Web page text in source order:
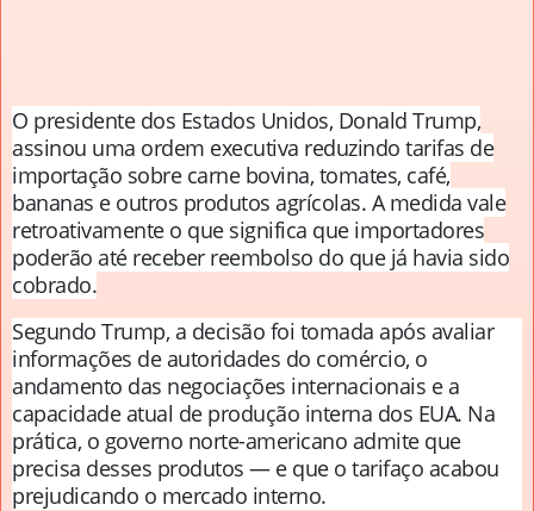
O presidente dos Estados Unidos, Donald Trump,
assinou uma ordem executiva reduzindo tarifas de
importação sobre carne bovina, tomates, café,
bananas e outros produtos agrícolas. A medida vale
retroativamente o que significa que importadores
poderão até receber reembolso do que já havia sido
cobrado.
Segundo Trump, a decisão foi tomada após avaliar
informações de autoridades do comércio, o
andamento das negociações internacionais e a
capacidade atual de produção interna dos EUA. Na
prática, o governo norte-americano admite que
precisa desses produtos — e que o tarifaço acabou
prejudicando o mercado interno.